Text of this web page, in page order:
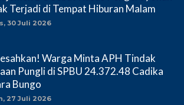
Terjadi di Tempat Hiburan Malam
30 Juli 2026
Warga Minta APH Tindak
Pungli di SPBU 24.372.48 Cadika
Bungo
27 Juli 2026